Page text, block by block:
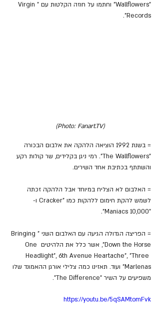
"Wallflowers" וחתמו על חוזה הקלטות עם "Virgin
Records".
(Photo: Fanart.TV)
= בשנת 1992 הוציאה הלהקה את אלבום הבכורה
"The Wallflowers". רמי ניגן בקלידים, שר קולות רקע
והשתתף בכתיבת אחד השירים.
= האלבום לא הצליח במיוחד אבל הלהקה זכתה
לשמש להקת חימום ללהקות כמו "Cracker ו-
"10,000 Maniacs".
= הפריצה הגדולה הגיעה עם האלבום השני "Bringing
Down the Horse", אשר כלל את הלהיטים One
Headlight", 6th Avenue Heartache", "Three
Marlenas" ועוד. תאזינו כמה צלילי אורגן ההאמונד שלו
משפיעים על השיר "The Difference".
https://youtu.be/5qSAMtomFvk